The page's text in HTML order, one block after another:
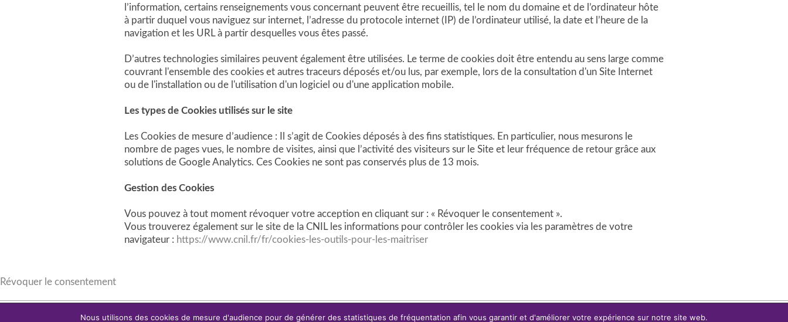
l’information, certains renseignements vous concernant peuvent être recueillis, tel le nom du domaine et de l’ordinateur hôte
à partir duquel vous naviguez sur internet, l’adresse du protocole internet (IP) de l’ordinateur utilisé, la date et l’heure de la
navigation et les URL à partir desquelles vous êtes passé.
D’autres technologies similaires peuvent également être utilisées. Le terme de cookies doit être entendu au sens large comme
couvrant l'ensemble des cookies et autres traceurs déposés et/ou lus, par exemple, lors de la consultation d'un Site Internet
ou de l'installation ou de l'utilisation d'un logiciel ou d'une application mobile.
Les types de Cookies utilisés sur le site
Les Cookies de mesure d’audience : Il s’agit de Cookies déposés à des fins statistiques. En particulier, nous mesurons le
nombre de pages vues, le nombre de visites, ainsi que l’activité des visiteurs sur le Site et leur fréquence de retour grâce aux
solutions de Google Analytics. Ces Cookies ne sont pas conservés plus de 13 mois.
Gestion des Cookies
Vous pouvez à tout moment révoquer votre acception en cliquant sur : « Révoquer le consentement ».
Vous trouverez également sur le site de la CNIL les informations pour contrôler les cookies via les paramètres de votre
navigateur : https://www.cnil.fr/fr/cookies-les-outils-pour-les-maitriser
Révoquer le consentement
Nous utilisons des cookies de mesure d'audience pour de générer des statistiques de fréquentation afin vous garantir et d'améliorer votre expérience sur notre site web.